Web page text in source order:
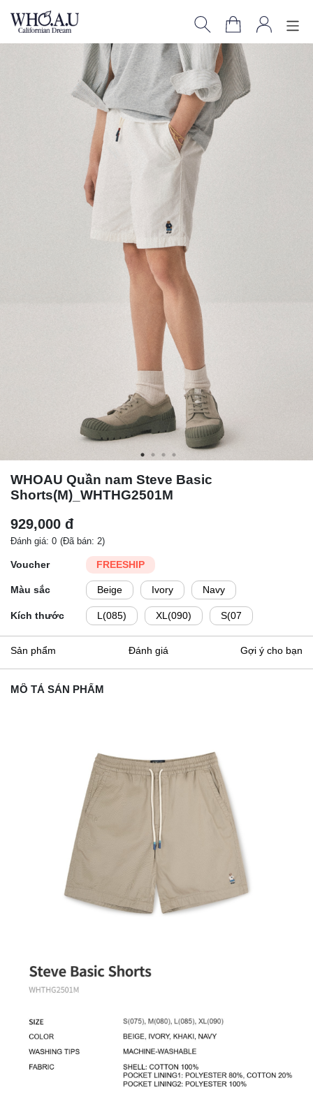
WHOAU Quần nam Steve Basic
Shorts(M)_WHTHG2501M
929,000 đ
Đánh giá: 0 (Đã bán: 2)
Voucher FREESHIP
Màu sắc Beige Ivory Navy
Kích thước L(085) XL(090) S(07
Sản phẩm Đánh giá Gợi ý cho bạn
MÔ TẢ SẢN PHẨM